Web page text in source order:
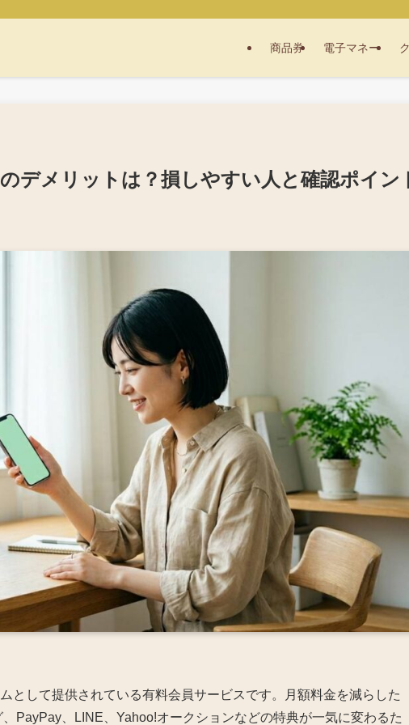
商品券 電子マネー
デメリットは？損しやすい人と確認ポイン
として提供されている有料会員サービスです。月額料金を減らした
PayPay、LINE、Yahoo!オークションなどの特典が一気に変わるた